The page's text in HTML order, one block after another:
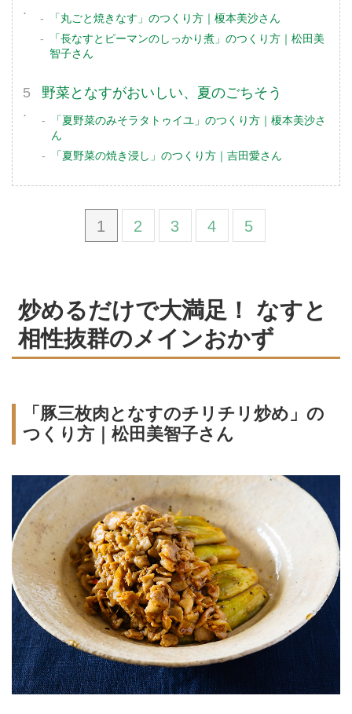
「丸ごと焼きなす」のつくり方｜榎本美沙さん
「長なすとピーマンのしっかり煮」のつくり方｜松田美
智子さん
野菜となすがおいしい、夏のごちそう
「夏野菜のみそラタトゥイユ」のつくり方｜榎本美沙さ
ん
「夏野菜の焼き浸し」のつくり方｜吉田愛さん
1 2 3 4 5
炒めるだけで大満足！ なすと
相性抜群のメインおかず
「豚三枚肉となすのチリチリ炒め」の
つくり方｜松田美智子さん